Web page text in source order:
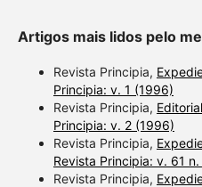
Artigos mais lidos pelo
Revista Principia,
Principia: v. 1 (1996)
Revista Principia,
Principia: v. 2 (1996)
Revista Principia,
Revista Principia: v. 61
Revista Principia,